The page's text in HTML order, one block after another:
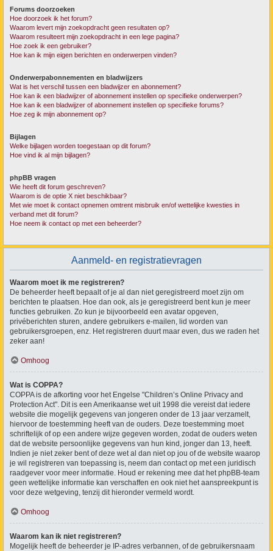
Forums doorzoeken
Hoe doorzoek ik het forum?
Waarom levert mijn zoekopdracht geen resultaten op?
Waarom resulteert mijn zoekopdracht in een lege pagina?
Hoe zoek ik een gebruiker?
Hoe kan ik mijn eigen berichten en onderwerpen vinden?
Onderwerpabonnementen en bladwijzers
Wat is het verschil tussen een bladwijzer en abonnement?
Hoe kan ik een bladwijzer of abonnement instellen op specifieke onderwerpen?
Hoe kan ik een bladwijzer of abonnement instellen op specifieke forums?
Hoe zeg ik mijn abonnement op?
Bijlagen
Welke bijlagen worden toegestaan op dit forum?
Hoe vind ik al mijn bijlagen?
phpBB vragen
Wie heeft dit forum geschreven?
Waarom is de optie X niet beschikbaar?
Met wie moet ik contact opnemen omtrent misbruik en/of wettelijke kwesties in
verband met dit forum?
Hoe neem ik contact op met een beheerder?
Aanmeld- en registratievragen
Waarom moet ik me registreren?
De beheerder heeft bepaalt of je al dan niet geregistreerd moet zijn om
berichten te plaatsen. Hoe dan ook, als je geregistreerd bent kun je meer
functies gebruiken. Zo kun je bijvoorbeeld een avatar opgeven,
privéberichten sturen, andere gebruikers e-mailen, lid worden van
gebruikersgroepen, enz. Het registreren duurt maar even, dus we raden het
zeker aan!
Omhoog
Wat is COPPA?
COPPA is de afkorting voor het Engelse "Children’s Online Privacy and
Protection Act". Dit is een Amerikaanse wet uit 1998 die vereist dat iedere
website die mogelijk gegevens van jongeren onder de 13 jaar verzamelt,
hiervoor de toestemming heeft van de ouders. Deze toestemming moet
schriftelijk of op een andere wijze gegeven worden, zodat de ouders weten
dat de website persoonlijke gegevens van hun kind, jonger dan 13, heeft.
Indien je niet zeker bent of deze wet al dan niet op jou of de website waarop
je wil registreren van toepassing is, neem dan contact op met een juridisch
raadgever voor meer informatie. Houd er rekening mee dat het phpBB-team
geen wettelijke informatie kan verschaffen en ook niet het aanspreekpunt is
voor deze wetgeving, tenzij dit hieronder vermeld wordt.
Omhoog
Waarom kan ik niet registreren?
Mogelijk heeft de beheerder je IP-adres verbannen, of de gebruikersnaam